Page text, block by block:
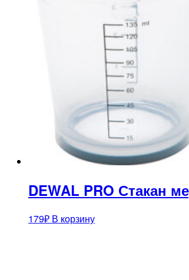
DEWAL PRO Стакан
179₽ В корзину